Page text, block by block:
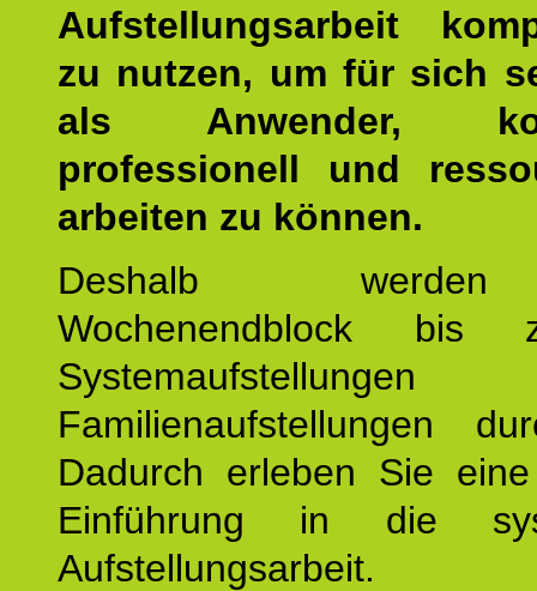
Aufstellungsarbeit
zu nutzen, um für sich
als Anwender,
professionell und
arbeiten zu können.
Deshalb
Wochenendblock bis
Familienaufstellungen
Dadurch erleben Sie
Einführung in die
Aufstellungsarbeit.